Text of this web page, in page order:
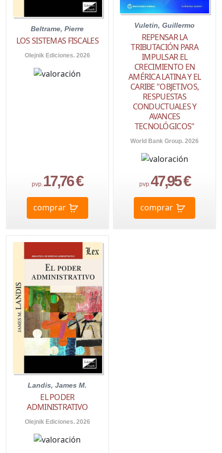
Beltrame, Pierre
LOS SISTEMAS FISCALES
Olejnik Ediciones. 2026
pvp.17,76 €
comprar
Vuletin, Guillermo
REPENSAR LA
TRIBUTACIÓN PARA
IMPULSAR EL
CRECIMIENTO EN
AMÉRICA LATINA Y EL
CARIBE "OBJETIVOS,
RESPUESTAS
CONDUCTUALES Y
AVANCES
TECNOLÓGICOS"
World Bank Group. 2026
pvp.47,95 €
comprar
Landis, James M.
EL PODER
ADMINISTRATIVO
Olejnik Ediciones. 2026